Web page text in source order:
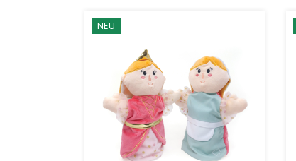
NEU